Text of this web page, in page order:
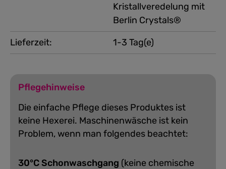
Kristallveredelung mit
Berlin Crystals®
Lieferzeit:
1-3 Tag(e)
Pflegehinweise
Die einfache Pflege dieses Produktes ist
keine Hexerei. Maschinenwäsche ist kein
Problem, wenn man folgendes beachtet:
30°C Schonwaschgang (keine chemische